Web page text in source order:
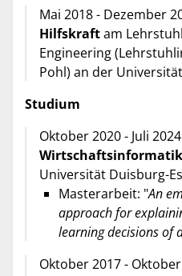
Mai 2018 - Dezember
Hilfskraftam
Engineering
Pohl) an der
Studium
Oktober 2020 - Juli
Wirtschaftsinformatik
Universität Duisburg-
Masterarbeit: "An
approach for
learning decisions of
Oktober 2017 -